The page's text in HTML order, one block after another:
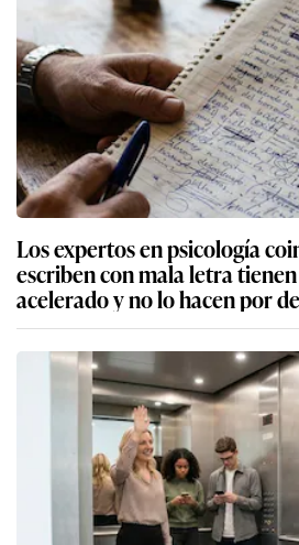
Los expertos en psicología
escriben con mala letra
acelerado y no lo hacen por